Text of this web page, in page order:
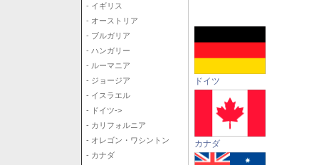
- イギリス
- オーストリア
- ブルガリア
- ハンガリー
- ルーマニア
- ジョージア
- イスラエル
- ドイツ->
- カリフォルニア
- オレゴン・ワシントン
- カナダ
ドイツ
カナダ